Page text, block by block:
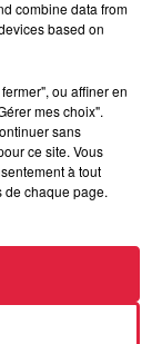
combine data from
based on
ou affiner en
mes choix".
sans
ce site. Vous
à tout
de chaque page.